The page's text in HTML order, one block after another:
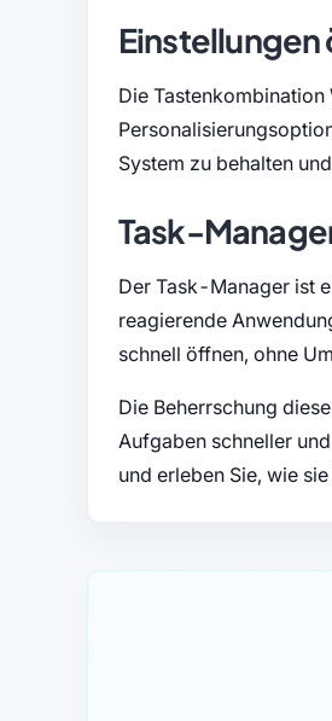
Einstellungen
Die
System zu behalten
Task-
Der Task-Manager ist
reagierende
schnell öffnen, ohne
Die Beherrschung
Aufgaben schneller
und erleben Sie, wie